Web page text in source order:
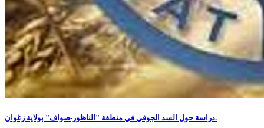
دراسة حول السد الجوفي في منطقة "الناظور-صواف" بولاية زغوان.